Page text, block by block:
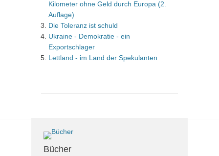
Kilometer ohne Geld durch Europa (2.
Auflage)
Die Toleranz ist schuld
Ukraine - Demokratie - ein
Exportschlager
Lettland - im Land der Spekulanten
Bücher